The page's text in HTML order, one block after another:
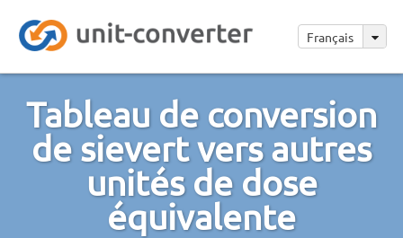
Français
Tableau de conversion
de sievert vers autres
unités de dose
équivalente